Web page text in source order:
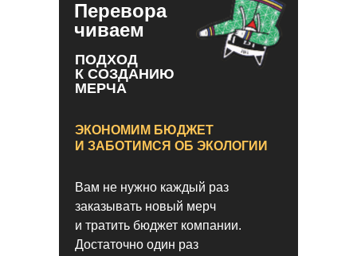
ПОДХОД
К СОЗДАНИЮ
МЕРЧА
Вам не нужно каждый раз
заказывать новый мерч
и тратить бюджет компании.
Достаточно один раз
ЭКОНОМИМ БЮДЖЕТ
И ЗАБОТИМСЯ ОБ ЭКОЛОГИИ
Перевора
чиваем